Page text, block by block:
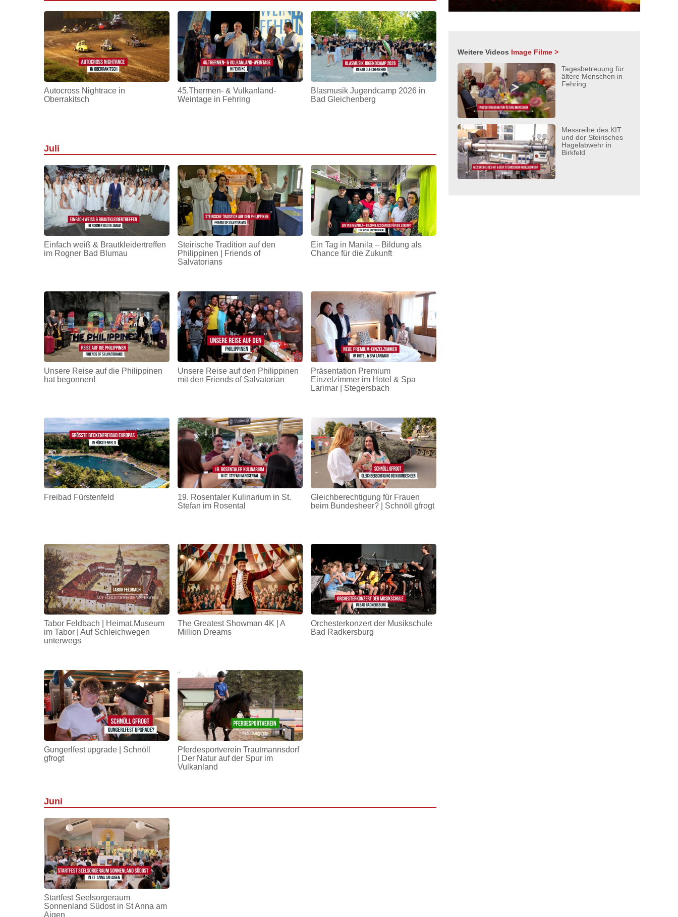
Autocross Nightrace in
Oberrakitsch
45.Thermen- & Vulkanland-
Weintage in Fehring
Blasmusik Jugendcamp 2026 in
Bad Gleichenberg
Juli
Einfach weiß & Brautkleidertreffen
im Rogner Bad Blumau
Steirische Tradition auf den
Philippinen | Friends of
Salvatorians
Ein Tag in Manila – Bildung als
Chance für die Zukunft
Unsere Reise auf die Philippinen
hat begonnen!
Unsere Reise auf den Philippinen
mit den Friends of Salvatorian
Präsentation Premium
Einzelzimmer im Hotel & Spa
Larimar | Stegersbach
Freibad Fürstenfeld
19. Rosentaler Kulinarium in St.
Stefan im Rosental
Gleichberechtigung für Frauen
beim Bundesheer? | Schnöll gfrogt
Tabor Feldbach | Heimat.Museum
im Tabor | Auf Schleichwegen
unterwegs
The Greatest Showman 4K | A
Million Dreams
Orchesterkonzert der Musikschule
Bad Radkersburg
Gungerlfest upgrade | Schnöll
gfrogt
Pferdesportverein Trautmannsdorf
| Der Natur auf der Spur im
Vulkanland
Juni
Startfest Seelsorgeraum
Sonnenland Südost in St Anna am
Aigen
Weitere Videos Image Filme >
Tagesbetreuung für
ältere Menschen in
Fehring
Messreihe des KIT
und der Steirisches
Hagelabwehr in
Birkfeld